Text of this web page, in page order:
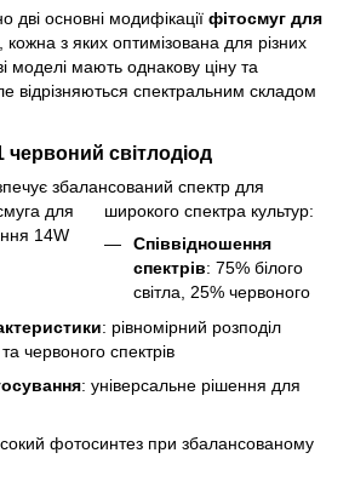
дві основні модифікації фітосмуг для
, кожна з яких оптимізована для різних
моделі мають однакову ціну та
відрізняються спектральним складом
червоний світлодіод
збалансований спектр для
широкого спектра культур:
Співвідношення
спектрів: 75% білого
світла, 25% червоного
: рівномірний розподіл
червоного спектрів
: універсальне рішення для
фотосинтез при збалансованому